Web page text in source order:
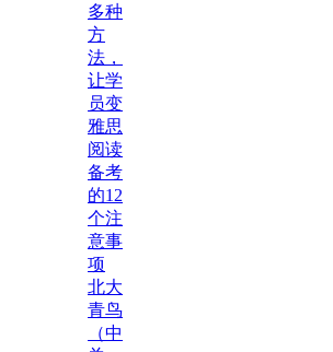
多种
方
法，
让学
员变
雅思
阅读
备考
的12
个注
意事
项
北大
青鸟
（中